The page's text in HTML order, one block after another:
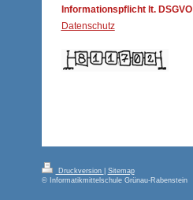
Informationspflicht lt. DSGVO
Datenschutz
Druckversion
Sitemap
© Informatikmittelschule Grünau-Rabenstein